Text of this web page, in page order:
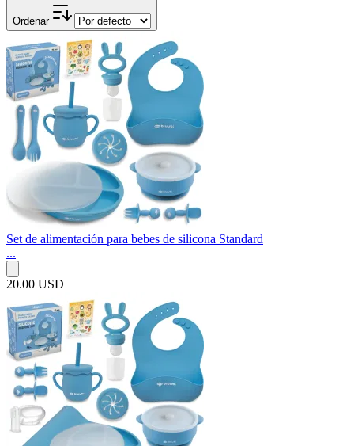
Ordenar
Set de alimentación para bebes de silicona Standard
...
20.00 USD